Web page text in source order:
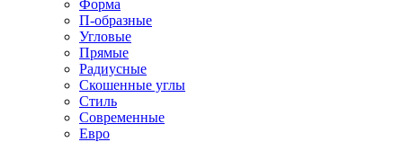
Форма
П-образные
Угловые
Прямые
Радиусные
Скошенные углы
Стиль
Современные
Евро